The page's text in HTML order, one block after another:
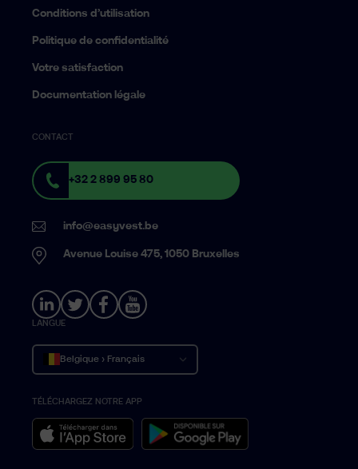
Conditions d’utilisation
Politique de confidentialité
Votre satisfaction
Documentation légale
CONTACT
+32 2 899 95 80
info@easyvest.be
Avenue Louise 475, 1050 Bruxelles
LANGUE
Belgique › Français
België › Nederlands
Belgium › English
TÉLÉCHARGEZ NOTRE APP